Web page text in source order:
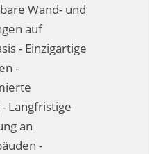
/ WDVS
›
Wand- und
auf
- Einzigartige
-
Langfristige
an
-